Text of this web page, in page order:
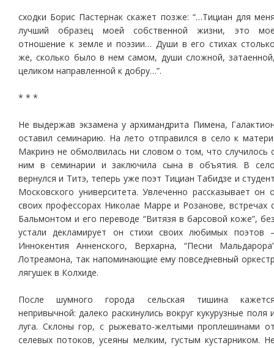
сходки Борис Пастернак скажет позже: “…Тициан для
лучший образец моей собственной жизни, это
отношение к земле и поэзии… Души в его стихах
же, сколько было в нем самом, души сложной,
целиком направленной к добру…”.
* * *
Не выдержав экзамена у архимандрита Пимена,
оставил семинарию. На лето отправился в село к
Макринэ не обмолвилась ни словом о том, что случилось
ним в семинарии и заключила сына в объятия. В
вернулся и Титэ, теперь уже поэт Тициан Табидзе и
Московского университета. Увлеченно рассказывает он
своих профессорах Николае Марре и Розанове, встречах
Бальмонтом и его переводе “Витязя в барсовой коже”,
устали декламирует он стихи своих любимых поэтов
Иннокентия Анненского, Верхарна, “Песни
Лотреамона, так напоминающие ему повседневный
лягушек в Колхиде.
После шумного города сельская тишина
непривычной: далеко раскинулись вокруг кукурузные поля
луга. Склоны гор, с рыжевато-желтыми проплешинами
селевых потоков, усеяны мелким, густым кустарником.